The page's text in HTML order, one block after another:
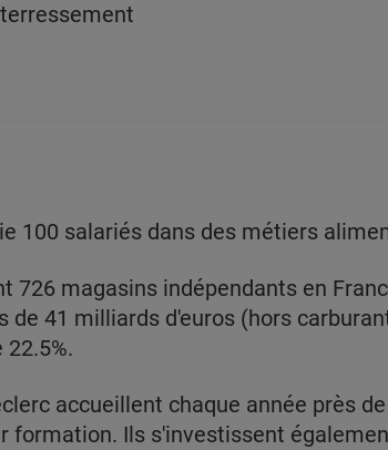
100 salariés dans des métiers
726 magasins indépendants en
de 41 milliards d'euros (hors
accueillent chaque année près
formation. Ils s'investissent